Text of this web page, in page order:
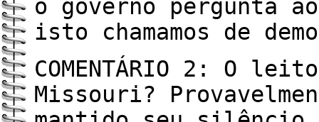
o governo pergunta
isto chamamos de
COMENTÁRIO 2: O
Missouri?